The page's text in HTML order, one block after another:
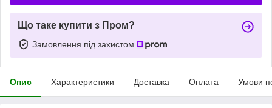
Що таке купити з Пром?
Замовлення під захистом
Опис Характеристики Доставка Оплата Умови